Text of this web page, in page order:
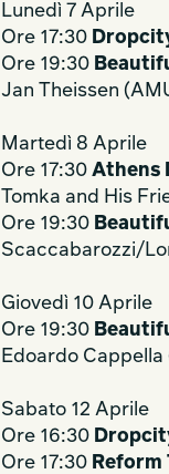
Lunedì 7 Aprile
Ore 17:30
Ore 19:30
Jan Theissen
Martedì 8 Aprile
Ore 17:30 Athens
Tomka and His
Ore 19:30
Scaccabarozzi/
Giovedì 10 Aprile
Ore 19:30
Edoardo Cappella
Sabato 12 Aprile
Ore 16:30
Ore 17:30 Reform